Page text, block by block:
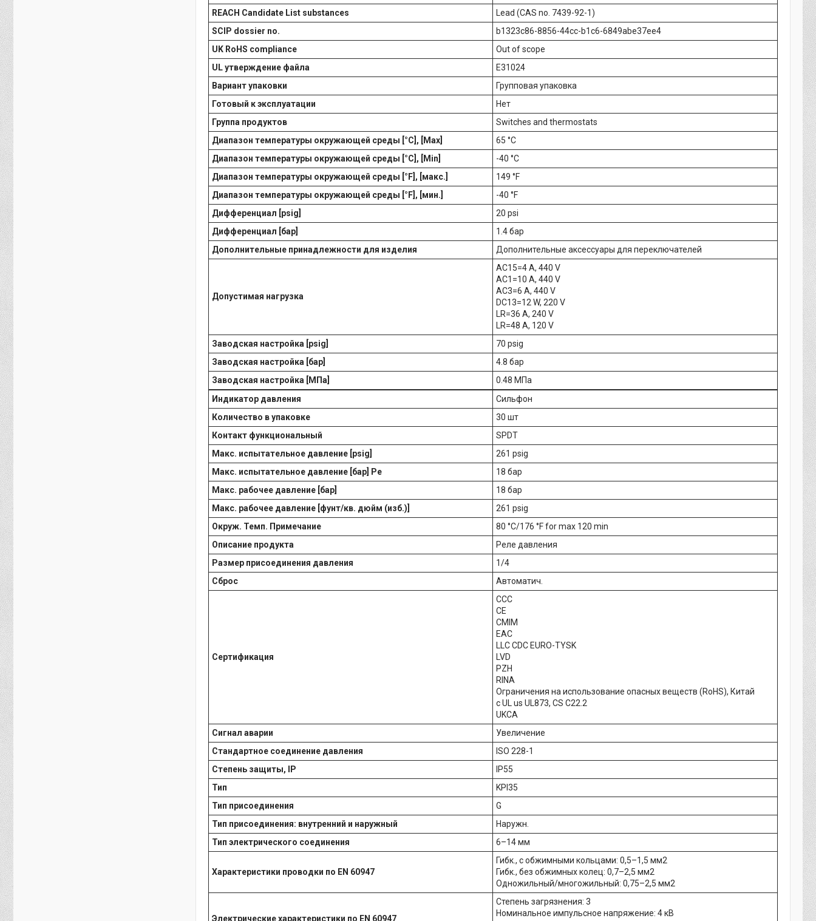
REACH Candidate List substances
Lead (CAS no. 7439-92-1)
SCIP dossier no.
b1323c86-8856-44cc-b1c6-6849abe37ee4
UK RoHS compliance
Out of scope
UL утверждение файла
E31024
Вариант упаковки
Групповая упаковка
Готовый к эксплуатации
Нет
Группа продуктов
Switches and thermostats
Диапазон температуры окружающей среды [°C], [Max]
65 °C
Диапазон температуры окружающей среды [°C], [Min]
-40 °C
Диапазон температуры окружающей среды [°F], [макс.]
149 °F
Диапазон температуры окружающей среды [°F], [мин.]
-40 °F
Дифференциал [psig]
20 psi
Дифференциал [бар]
1.4 бар
Дополнительные принадлежности для изделия
Дополнительные аксессуары для переключателей
Допустимая нагрузка
AC15=4 A, 440 V
AC1=10 A, 440 V
AC3=6 A, 440 V
DC13=12 W, 220 V
LR=36 A, 240 V
LR=48 A, 120 V
Заводская настройка [psig]
70 psig
Заводская настройка [бар]
4.8 бар
Заводская настройка [МПа]
0.48 МПа
Индикатор давления
Сильфон
Количество в упаковке
30 шт
Контакт функциональный
SPDT
Макс. испытательное давление [psig]
261 psig
Макс. испытательное давление [бар] Pe
18 бар
Макс. рабочее давление [бар]
18 бар
Макс. рабочее давление [фунт/кв. дюйм (изб.)]
261 psig
Окруж. Темп. Примечание
80 °C/176 °F for max 120 min
Описание продукта
Реле давления
Размер присоединения давления
1/4
Сброс
Автоматич.
Сертификация
CCC
CE
CMIM
EAC
LLC CDC EURO-TYSK
LVD
PZH
RINA
Ограничения на использование опасных веществ (RoHS), Китай
c UL us UL873, CS C22.2
UKCA
Сигнал аварии
Увеличение
Стандартное соединение давления
ISO 228-1
Степень защиты, IP
IP55
Тип
KPI35
Тип присоединения
G
Тип присоединения: внутренний и наружный
Наружн.
Тип электрического соединения
6–14 мм
Характеристики проводки по EN 60947
Гибк., с обжимными кольцами: 0,5–1,5 мм2
Гибк., без обжимных колец: 0,7–2,5 мм2
Одножильный/многожильный: 0,75–2,5 мм2
Электрические характеристики по EN 60947
Степень загрязнения: 3
Номинальное импульсное напряжение: 4 кВ